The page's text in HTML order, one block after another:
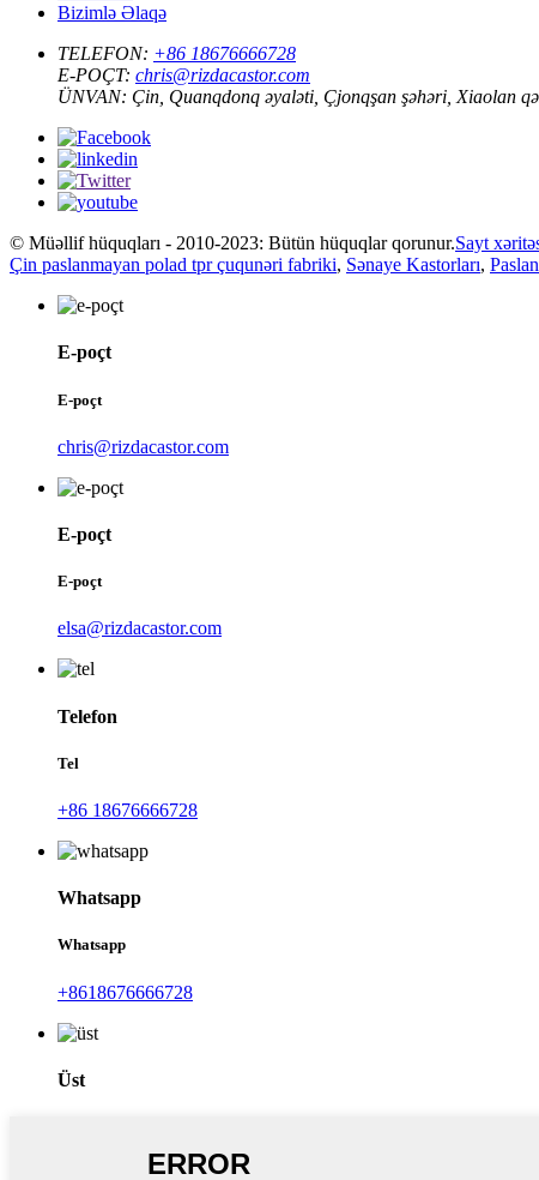
Bizimlə Əlaqə
TELEFON: +86 18676666728
E-POÇT: chris@rizdacastor.com
ÜNVAN: Çin, Quanqdonq əyaləti, Çjonqşan şəhəri, Xiaolan
© Müəllif hüquqları - 2010-2023: Bütün hüquqlar qorunur.Sayt
Çin paslanmayan polad tpr çuqunəri fabriki, Sənaye Kastorları,
E-poçt
E-poçt
chris@rizdacastor.com
E-poçt
E-poçt
elsa@rizdacastor.com
Telefon
Tel
+86 18676666728
Whatsapp
Whatsapp
+8618676666728
Üst